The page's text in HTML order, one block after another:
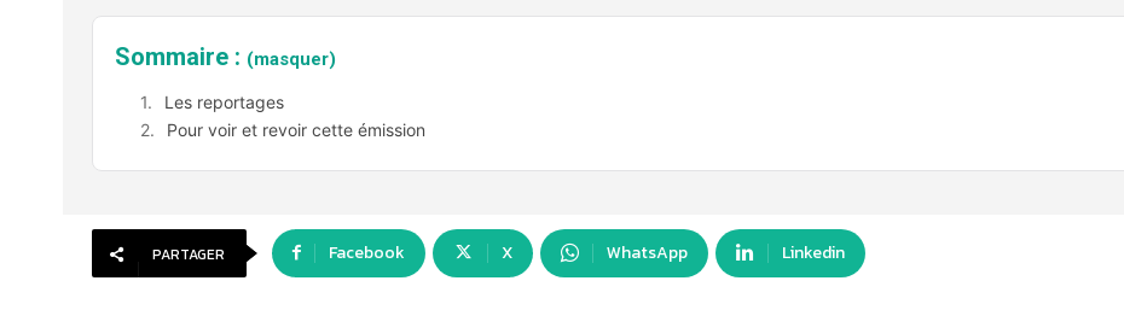
Sommaire : (masquer)
Les reportages
Pour voir et revoir cette émission
PARTAGER Facebook X WhatsApp Linkedin